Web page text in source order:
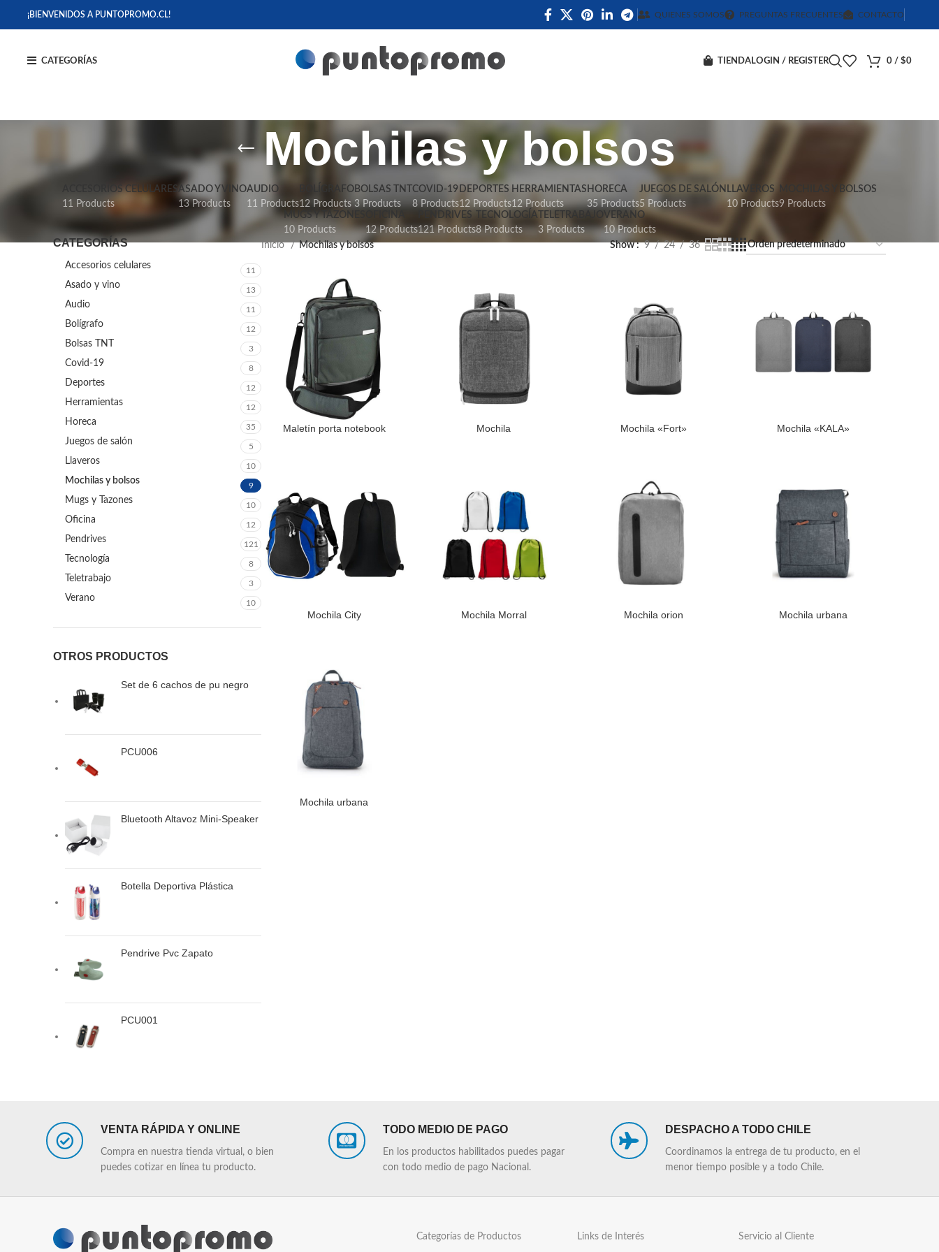
¡BIENVENIDOS A PUNTOPROMO.CL! QUIENES SOMOS PREGUNTAS FRECUENTES CONTACTO
CATEGORÍAS TIENDA LOGIN / REGISTER 0 / $0
Mochilas y bolsos
ACCESORIOS CELULARES
11 Products
ASADO Y VINO
13 Products
AUDIO
11 Products
BOLÍGRAFO
12 Products
BOLSAS TNT
3 Products
COVID-19
8 Products
DEPORTES
12 Products
HERRAMIENTAS
12 Products
HORECA
35 Products
JUEGOS DE SALÓN
5 Products
LLAVEROS
10 Products
MOCHILAS Y BOLSOS
9 Products
MUGS Y TAZONES
10 Products
OFICINA
12 Products
PENDRIVES
121 Products
TECNOLOGÍA
8 Products
TELETRABAJO
3 Products
VERANO
10 Products
CATEGORÍAS
Accesorios celulares 11
Asado y vino 13
Audio 11
Bolígrafo 12
Bolsas TNT 3
Covid-19 8
Deportes 12
Herramientas 12
Horeca 35
Juegos de salón 5
Llaveros 10
Mochilas y bolsos 9
Mugs y Tazones 10
Oficina 12
Pendrives 121
Tecnología 8
Teletrabajo 3
Verano 10
OTROS PRODUCTOS
Set de 6 cachos de pu negro
PCU006
Bluetooth Altavoz Mini-Speaker
Botella Deportiva Plástica
Pendrive Pvc Zapato
PCU001
Inicio Mochilas y bolsos Show 9 24 36
LEER MÁSMaletín porta notebook Mochila LEER MÁSMochila «Fort» LEER MÁSMochila «KALA»
Mochila City LEER MÁSMochila Morral Mochila orion LEER MÁSMochila urbana
LEER MÁSMochila urbana
VENTA RÁPIDA Y ONLINE
Compra en nuestra tienda virtual, o bien
puedes cotizar en línea tu producto.
TODO MEDIO DE PAGO
En los productos habilitados puedes pagar
con todo medio de pago Nacional.
DESPACHO A TODO CHILE
Coordinamos la entrega de tu producto, en el
menor tiempo posible y a todo Chile.
Categorías de Productos Links de Interés Servicio al Cliente